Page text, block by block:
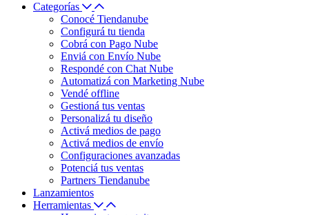
Categorías
Conocé Tiendanube
Configurá tu tienda
Cobrá con Pago Nube
Enviá con Envío Nube
Respondé con Chat Nube
Automatizá con Marketing Nube
Vendé offline
Gestioná tus ventas
Personalizá tu diseño
Activá medios de pago
Activá medios de envío
Configuraciones avanzadas
Potenciá tus ventas
Partners Tiendanube
Lanzamientos
Herramientas